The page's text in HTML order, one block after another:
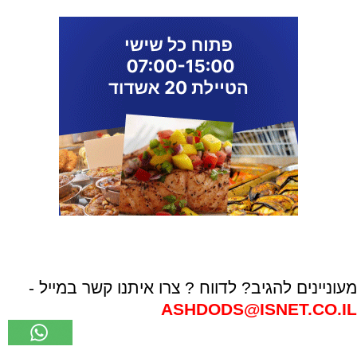
מעוניינים להגיב? לדווח ? צרו איתנו קשר במייל -
ASHDODS@ISNET.CO.IL